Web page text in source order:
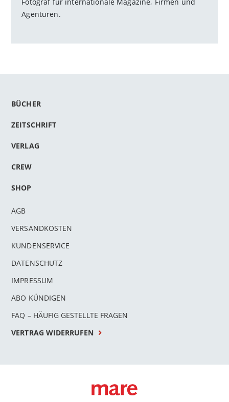
Agenturen.
BÜCHER
ZEITSCHRIFT
VERLAG
CREW
SHOP
AGB
VERSANDKOSTEN
KUNDENSERVICE
DATENSCHUTZ
IMPRESSUM
ABO KÜNDIGEN
FAQ – HÄUFIG GESTELLTE FRAGEN
VERTRAG WIDERRUFEN